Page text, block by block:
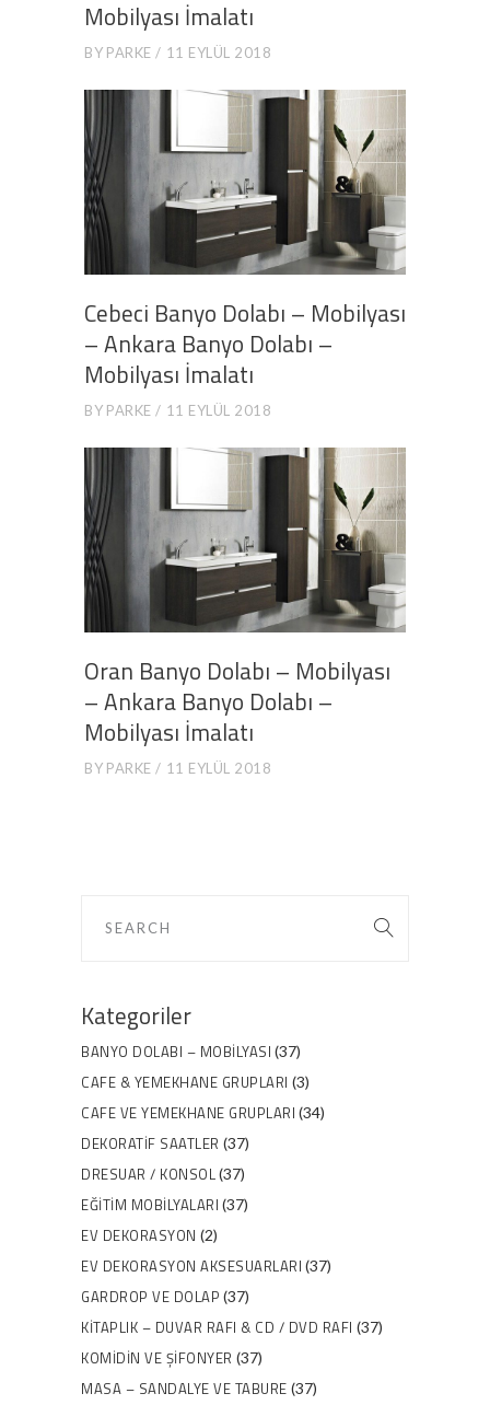
Mobilyası İmalatı
BY PARKE 11 EYLÜL 2018
Cebeci Banyo Dolabı – Mobilyası
– Ankara Banyo Dolabı –
Mobilyası İmalatı
BY PARKE 11 EYLÜL 2018
Oran Banyo Dolabı – Mobilyası
– Ankara Banyo Dolabı –
Mobilyası İmalatı
BY PARKE 11 EYLÜL 2018
Kategoriler
BANYO DOLABI – MOBILYASI (37)
CAFE & YEMEKHANE GRUPLARI (3)
CAFE VE YEMEKHANE GRUPLARI (34)
DEKORATIF SAATLER (37)
DRESUAR / KONSOL(37)
EĞITIM MOBILYALARI (37)
EV DEKORASYON (2)
EV DEKORASYON AKSESUARLARI (37)
GARDROP VE DOLAP (37)
KITAPLIK – DUVAR RAFI & CD / DVD RAFI (37)
KOMIDIN VE ŞIFONYER (37)
MASA – SANDALYE VE TABURE (37)